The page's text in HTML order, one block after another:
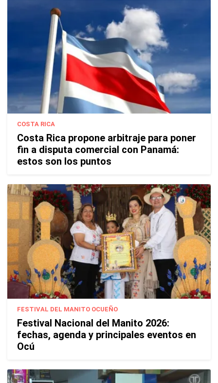
COSTA RICA
Costa Rica propone arbitraje para poner
fin a disputa comercial con Panamá:
estos son los puntos
FESTIVAL DEL MANITO OCUEÑO
Festival Nacional del Manito 2026:
fechas, agenda y principales eventos en
Ocú